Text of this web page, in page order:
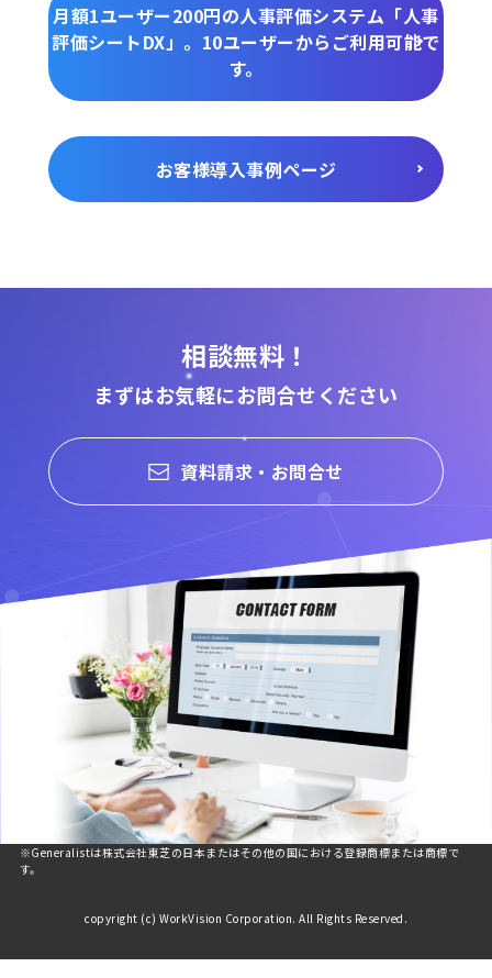
月額1ユーザー200円の人事評価システム「人事
評価シートDX」。10ユーザーからご利用可能で
す。
お客様導入事例ページ
相談無料！
まずはお気軽にお問合せください
資料請求・お問合せ
※Generalistは株式会社東芝の日本またはその他の国における登録商標または商標で
す。
copyright (c) WorkVision Corporation. All Rights Reserved.